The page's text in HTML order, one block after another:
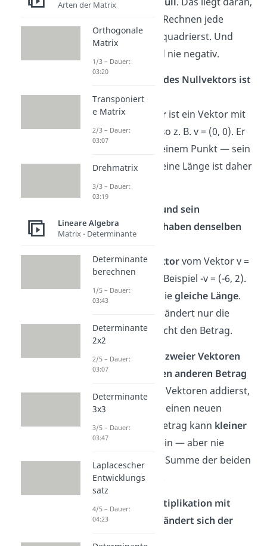
dass du beim Rechnen jede
Komponente quadrierst. Und
Quadrate sind nie negativ.
2. Der Betrag des Nullvektors ist
null
EinNullvektorist ein Vektor mit
nur Nullen, also z. B. v = (0, 0). Er
liegt also auf einem Punkt — sein
Betrag bzw. seine Länge ist daher
null.
3. Ein Vektor und sein
Gegenvektor haben denselben
DerGegenvektorvom Vektor v =
(6, -2) ist zum Beispiel -v = (-6, 2).
Beide haben diegleiche Länge.
Das Minus verändert nur die
Richtung — nicht den Betrag.
4. Die Summe zweier Vektoren
hat meist einen anderen Betrag
Wenn du zwei Vektoren addierst,
bekommst du einen neuen
Vektor. Sein Betrag kann kleiner
oder gleich
sein — aber nie
größer als die Summe der beiden
Einzelbeträge.
5. Bei der Multiplikation mit
einer Zahl verändert sich der
Arten der Matrix
Orthogonale
Matrix
1/3 – Dauer:
03:20
Transponiert
e Matrix
2/3 – Dauer:
03:07
Drehmatrix
3/3 – Dauer:
03:19
Lineare Algebra
Matrix - Determinante
Determinante
berechnen
1/5 – Dauer:
03:43
Determinante
2x2
2/5 – Dauer:
03:07
Determinante
3x3
3/5 – Dauer:
03:47
Laplacescher
Entwicklungs
satz
4/5 – Dauer:
04:23